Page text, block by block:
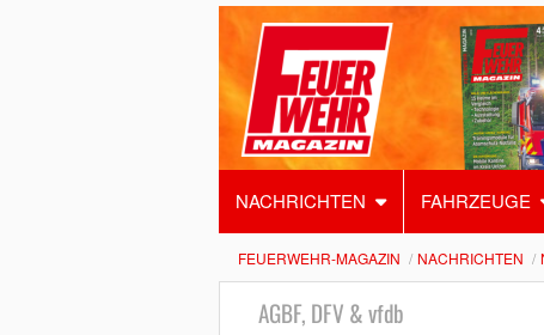
NACHRICHTEN FAHRZEUGE
FEUERWEHR-MAGAZIN NACHRICHTEN
AGBF, DFV & vfdb